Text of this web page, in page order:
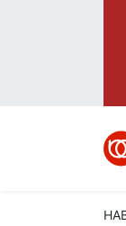
Ekonomi
Namaz
Trafik